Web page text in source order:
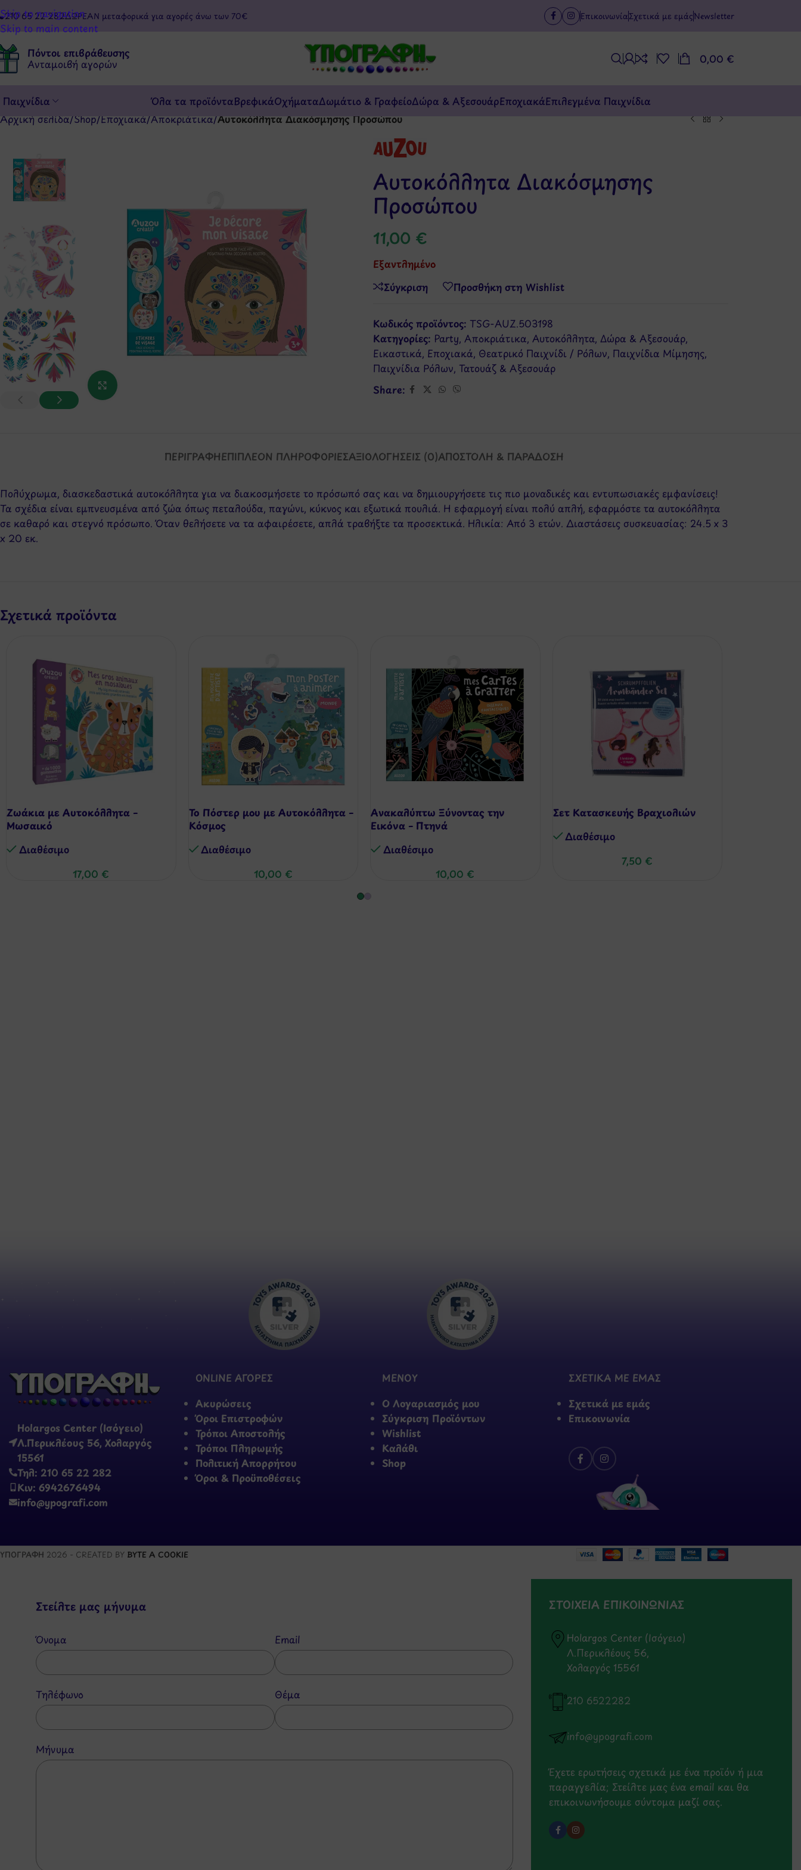
Skip to navigation
Skip to main content
210 65 22 282ΔΩΡΕΑΝ μεταφορικά για αγορές άνω των 70€ Επικοινωνία Σχετικά με εμάςNewsletter
Πόντοι επιβράβευσης
Ανταμοιβή αγορών 0,00 €
Παιχνίδια Όλα τα προϊόνταΒρεφικάΟχήματαΔωμάτιο & ΓραφείοΔώρα & ΑξεσουάρΕποχιακάΕπιλεγμένα Παιχνίδια
Αρχική σελίδα/Shop/Εποχιακά/Αποκριάτικα/Αυτοκόλλητα Διακόσμησης Προσώπου
Αυτοκόλλητα Διακόσμησης
Προσώπου
11,00 €
Εξαντλημένο
Σύγκριση
Προσθήκη στη Wishlist
Κωδικός προϊόντος: TSG-AUZ.503198
Κατηγορίες: Party, Αποκριάτικα, Αυτοκόλλητα, Δώρα & Αξεσουάρ,
Εικαστικά, Εποχιακά, Θεατρικό Παιχνίδι / Ρόλων, Παιχνίδια Μίμησης,
Παιχνίδια Ρόλων, Τατουάζ & Αξεσουάρ
Share:
ΠΕΡΙΓΡΑΦΉΕΠΙΠΛΈΟΝ ΠΛΗΡΟΦΟΡΊΕΣΑΞΙΟΛΟΓΉΣΕΙΣ (0)ΑΠΟΣΤΟΛΉ & ΠΑΡΆΔΟΣΗ
Πολύχρωμα, διασκεδαστικά αυτοκόλλητα για να διακοσμήσετε το πρόσωπό σας και να δημιουργήσετε τις πιο μοναδικές και εντυπωσιακές εμφανίσεις!
Τα σχέδια είναι εμπνευσμένα από ζώα όπως πεταλούδα, παγώνι, κύκνος και εξωτικά πουλιά. Η εφαρμογή είναι πολύ απλή, εφαρμόστε τα αυτοκόλλητα
σε καθαρό και στεγνό πρόσωπο. Όταν θελήσετε να τα αφαιρέσετε, απλά τραβήξτε τα προσεκτικά. Ηλικία: Από 3 ετών. Διαστάσεις συσκευασίας: 24.5 x 3
x 20 εκ.
Σχετικά προϊόντα
Ζωάκια με Αυτοκόλλητα –
Μωσαικό
Διαθέσιμo
17,00€
Το Πόστερ μου με Αυτοκόλλητα –
Κόσμος
Διαθέσιμo
10,00 €
Ανακαλύπτω Ξύνοντας την
Εικόνα – Πτηνά
Διαθέσιμo
10,00€
Σετ Κατασκευής Βραχιολιών
Διαθέσιμo
7,50€
Holargos Center (Ισόγειο)
Λ.Περικλέους 56, Χολαργός
15561
Τηλ: 210 65 22 282
Κιν: 6942676494
info@ypografi.com
ONLINE ΑΓΟΡΕΣ
Ακυρώσεις
Όροι Επιστροφών
Τρόποι Αποστολής
Τρόποι Πληρωμής
Πολιτική Απορρήτου
Όροι & Προϋποθέσεις
ΜΕΝΟΥ
Ο Λογαριασμός μου
Σύγκριση Προϊόντων
Wishlist
Καλάθι
Shop
ΣΧΕΤΙΚΑ ΜΕ ΕΜΑΣ
Σχετικά με εμάς
Επικοινωνία
ΥΠΟΓΡΑΦΗ 2026 - CREATED BY BYTE A COOKIE
Στείλτε μας μήνυμα
Όνομα Email
Τηλέφωνο Θέμα
Μήνυμα
ΣΤΟΙΧΕΙΑ ΕΠΙΚΟΙΝΩΝΙΑΣ
Holargos Center (Ισόγειο)
Λ.Περικλέους 56,
Χολαργός 15561
210 6522282
info@ypografi.com
Έχετε ερωτήσεις σχετικά με ένα προϊόν ή μια
παραγγελία; Στείλτε μας ένα email και θα
επικοινωνήσουμε σύντομα μαζί σας.